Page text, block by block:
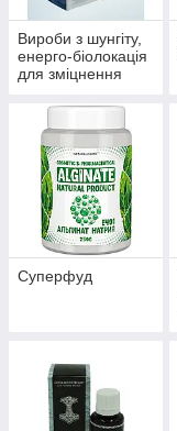
Вироби з шунгіту,
енерго-біолокація
для зміцнення
профілактики
хвороб
Суперфуд